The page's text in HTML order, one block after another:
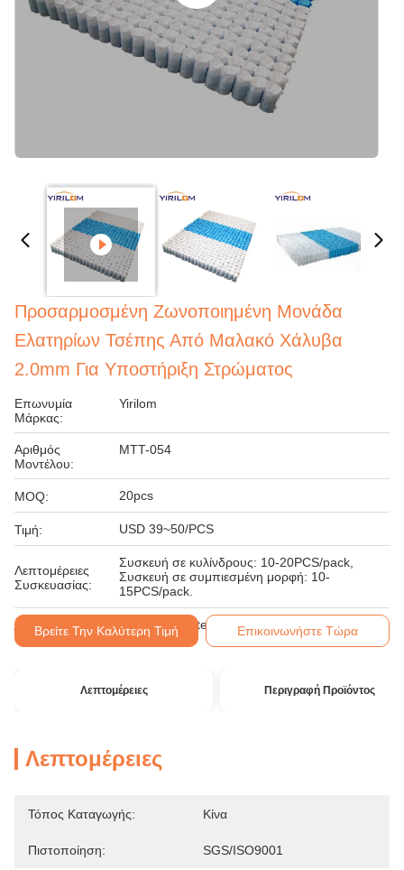
Προσαρμοσμένη Ζωνοποιημένη Μονάδα
Ελατηρίων Τσέπης Από Μαλακό Χάλυβα
2.0mm Για Υποστήριξη Στρώματος
Επωνυμία
Μάρκας:
Yirilom
Αριθμός
Μοντέλου:
MTT-054
MOQ: 20pcs
Τιμή: USD 39~50/PCS
Λεπτομέρειες
Συσκευασίας:
Συσκευή σε κυλίνδρους: 10-20PCS/pack,
Συσκευή σε συμπιεσμένη μορφή: 10-
15PCS/pack.
Όροι Πληρωμής:
L/C, T/T, Western Union, MoneyGram, D/A,
D/P
Βρείτε Την Καλύτερη Τιμή Επικοινωνήστε Τώρα
Λεπτομέρειες Περιγραφή Προϊόντος
Λεπτομέρειες
Τόπος Καταγωγής: Κίνα
Πιστοποίηση: SGS/ISO9001